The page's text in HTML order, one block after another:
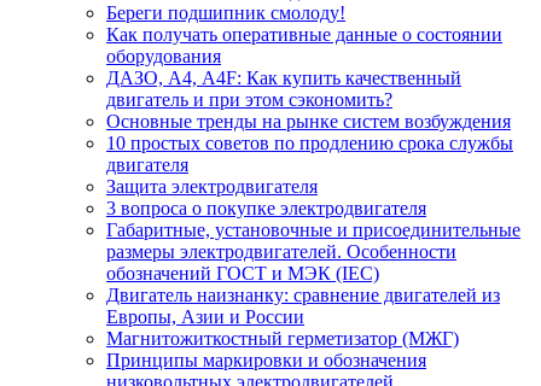
Береги подшипник смолоду!
Как получать оперативные данные о состоянии
оборудования
ДАЗО, А4, А4F: Как купить качественный
двигатель и при этом сэкономить?
Основные тренды на рынке систем возбуждения
10 простых советов по продлению срока службы
двигателя
Защита электродвигателя
3 вопроса о покупке электродвигателя
Габаритные, установочные и присоединительные
размеры электродвигателей. Особенности
обозначений ГОСТ и МЭК (IEC)
Двигатель наизнанку: сравнение двигателей из
Европы, Азии и России
Магнитожиткостный герметизатор (МЖГ)
Принципы маркировки и обозначения
низковольтных электродвигателей